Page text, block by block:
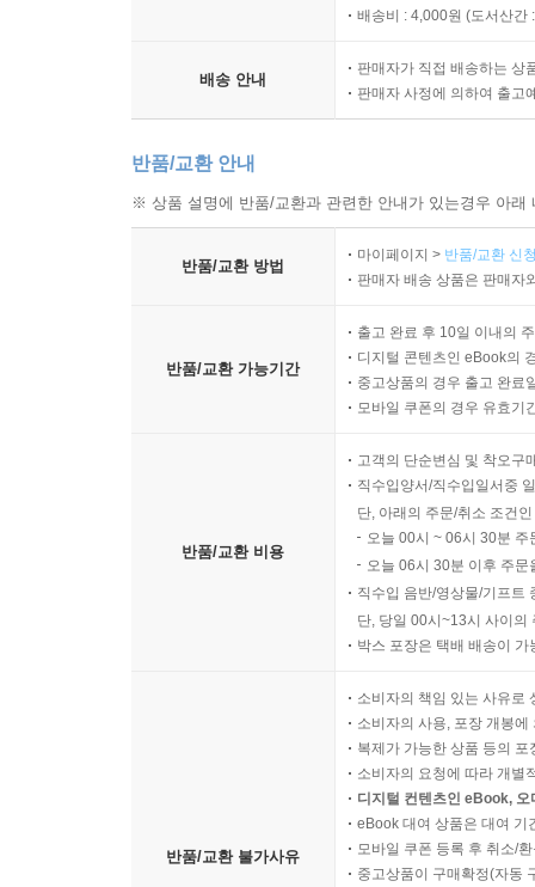
배송비 : 4,000원 (도서산간
배송 안내
판매자가 직접 배송하는 상
판매자 사정에 의하여 출고
반품/교환 안내
※ 상품 설명에 반품/교환과 관련한 안내가 있는경우 아
반품/교환 방법
마이페이지 > 반품/교환 신
판매자 배송 상품은 판매자
반품/교환 가능기간
출고 완료 후 10일 이내의
디지털 콘텐츠인 eBook의
중고상품의 경우 출고 완료
모바일 쿠폰의 경우 유효기
반품/교환 비용
고객의 단순변심 및 착오구
직수입양서/직수입일서중
단, 아래의 주문/취소 조건
오늘 00시 ~ 06시 30분
오늘 06시 30분 이후 주
직수입 음반/영상물/기프트
단, 당일 00시~13시 사이의
박스 포장은 택배 배송이
반품/교환 불가사유
소비자의 책임 있는 사유로
소비자의 사용, 포장 개봉
복제가 가능한 상품 등의
소비자의 요청에 따라 개별
디지털 컨텐츠인 eBook,
eBook 대여 상품은 대여 기
모바일 쿠폰 등록 후 취소/
중고상품이 구매확정(자동